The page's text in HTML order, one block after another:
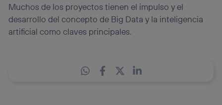
Muchos de los proyectos tienen el impulso y el
desarrollo del concepto de Big Data y la inteligencia
artificial como claves principales.